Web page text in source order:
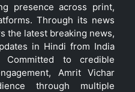
presence across print,
Through its news
the latest breaking news,
in Hindi from India
to credible
Amrit Vichar
through multiple